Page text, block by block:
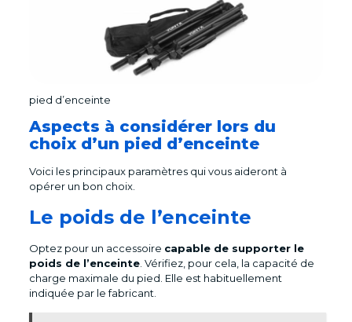
pied d’enceinte
Aspects à considérer lors du
choix d’un pied d’enceinte
Voici les principaux paramètres qui vous aideront à
opérer un bon choix.
Le poids de l’enceinte
Optez pour un accessoire capable de supporter le
poids de l’enceinte. Vérifiez, pour cela, la capacité de
charge maximale du pied. Elle est habituellement
indiquée par le fabricant.